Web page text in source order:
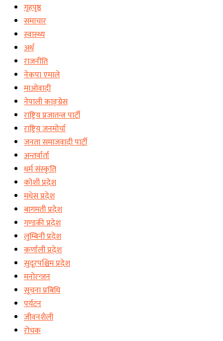
गृहपृष्ठ
समाचार
स्वास्थ्य
अर्थ
राजनीति
नेकपा एमाले
माओवादी
नेपाली काङ्ग्रेस
राष्ट्रिय प्रजातन्त्र पार्टी
राष्ट्रिय जनमोर्चा
जनता समाजवादी पार्टी
अन्तर्वार्ता
धर्म संस्कृति
कोशी प्रदेश
मधेस प्रदेश
बागमती प्रदेश
गण्डकी प्रदेश
लुम्बिनी प्रदेश
कर्णाली प्रदेश
सुदूरपश्चिम प्रदेश
मनोरन्जन
सूचना प्रबिधि
पर्यटन
जीवनशैली
रोचक